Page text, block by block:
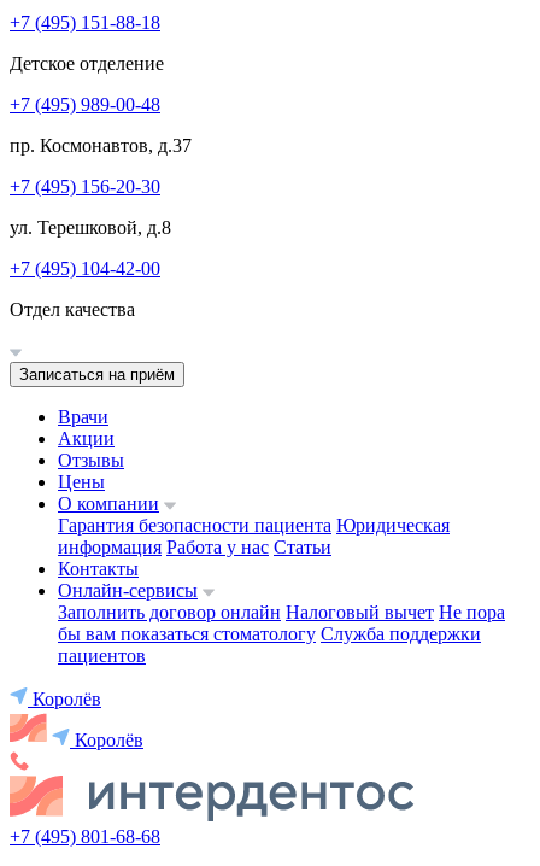
+7 (495) 151-88-18
Детское отделение
+7 (495) 989-00-48
пр. Космонавтов, д.37
+7 (495) 156-20-30
ул. Терешковой, д.8
+7 (495) 104-42-00
Отдел качества
Записаться на приём
Врачи
Акции
Отзывы
Цены
О компании
Гарантия безопасности пациента Юридическая
информация Работа у нас Статьи
Контакты
Онлайн-сервисы
Заполнить договор онлайн Налоговый вычет Не пора
бы вам показаться стоматологу Служба поддержки
пациентов
Королёв
Королёв
+7 (495) 801-68-68